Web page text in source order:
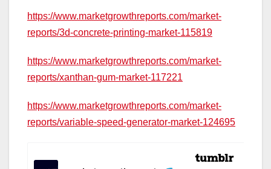
https://www.marketgrowthreports.com/market-
reports/3d-concrete-printing-market-115819
https://www.marketgrowthreports.com/market-
reports/xanthan-gum-market-117221
https://www.marketgrowthreports.com/market-
reports/variable-speed-generator-market-124695